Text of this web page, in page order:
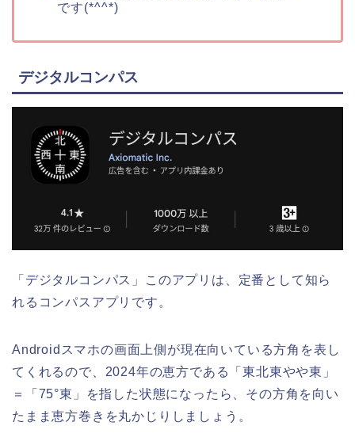
です(*^^*)
デジタルコンパス
「デジタルコンパス」このアプリは、定番として知ら
れるコンパスアプリです。
Androidスマホの画面上側が現在向いている方角を表し
てくれるので、2024年の恵方である「東北東やや東」
＝「75°東」を指した状態になったら、その方角を向い
たまま恵方巻きを丸かじりしましょう。